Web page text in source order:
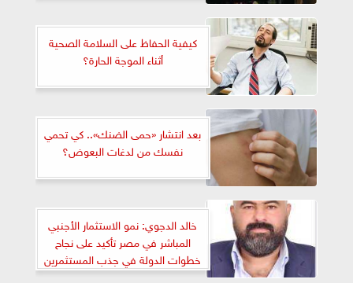
كيفية الحفاظ على السلامة الصحية
أثناء الموجة الحارة؟
بعد انتشار «حمى الضنك».. كي تحمي
نفسك من لدغات البعوض؟
خالد الدجوي: نمو الاستثمار الأجنبي
المباشر في مصر تأكيد على نجاح
خطوات الدولة في جذب المستثمرين